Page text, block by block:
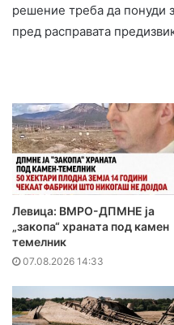
решение треба да понуди
пред расправата
Левица: ВМРО-ДПМНЕ ја
„закопа“ храната под камен
темелник
07.08.2026 14:33